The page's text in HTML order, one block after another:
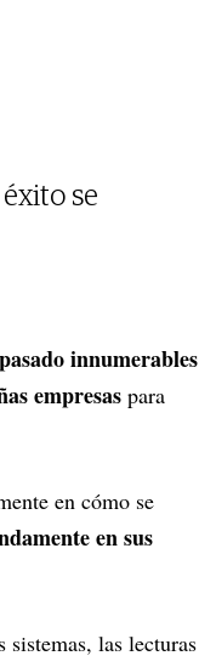
se
innumerables
empresas para
en cómo se
en sus
las lecturas